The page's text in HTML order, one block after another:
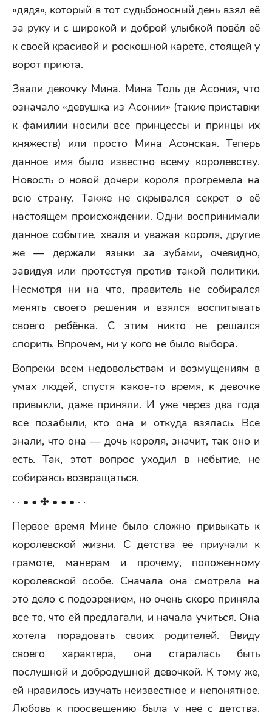
«дядя», который в тот судьбоносный день взял её
за руку и с широкой и доброй улыбкой повёл её
к своей красивой и роскошной карете, стоящей у
ворот приюта.
Звали девочку Мина. Мина Толь де Асония, что
означало «девушка из Асонии» (такие приставки
к фамилии носили все принцессы и принцы их
княжеств) или просто Мина Асонская. Теперь
данное имя было известно всему королевству.
Новость о новой дочери короля прогремела на
всю страну. Также не скрывался секрет о её
настоящем происхождении. Одни воспринимали
данное событие, хваля и уважая короля, другие
же — держали языки за зубами, очевидно,
завидуя или протестуя против такой политики.
Несмотря ни на что, правитель не собирался
менять своего решения и взялся воспитывать
своего ребёнка. С этим никто не решался
спорить. Впрочем, ни у кого не было выбора.
Вопреки всем недовольствам и возмущениям в
умах людей, спустя какое-то время, к девочке
привыкли, даже приняли. И уже через два года
все позабыли, кто она и откуда взялась. Все
знали, что она — дочь короля, значит, так оно и
есть. Так, этот вопрос уходил в небытие, не
собираясь возвращаться.
· · • • ✤ • • • · ·
Первое время Мине было сложно привыкать к
королевской жизни. С детства её приучали к
грамоте, манерам и прочему, положенному
королевской особе. Сначала она смотрела на
это дело с подозрением, но очень скоро приняла
всё то, что ей предлагали, и начала учиться. Она
хотела порадовать своих родителей. Ввиду
своего характера, она старалась быть
послушной и добродушной девочкой. К тому же,
ей нравилось изучать неизвестное и непонятное.
Любовь к просвещению была у неё с детства,